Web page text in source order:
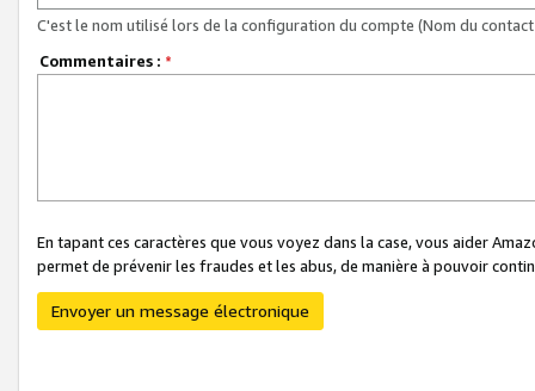
C'est le nom utilisé lors de la configuration du compte (Nom du
Commentaires : *
En tapant ces caractères que vous voyez dans la case, vous aider
permet de prévenir les fraudes et les abus, de manière à pouvoir
Envoyer un message électronique